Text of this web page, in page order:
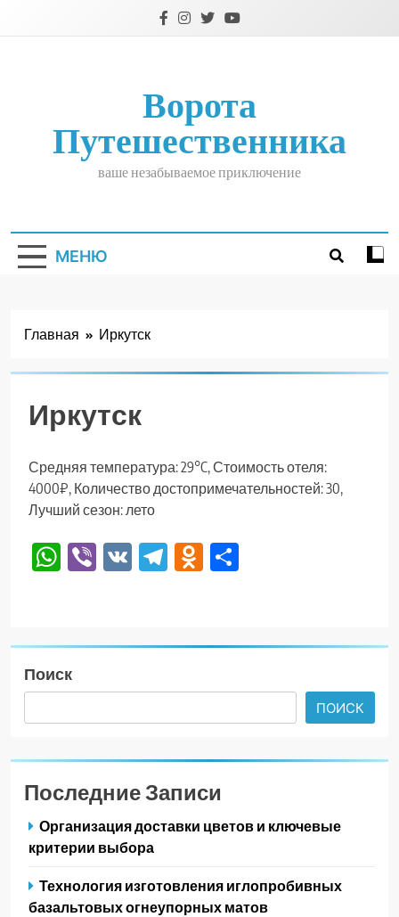
Ворота
Путешественника
ваше незабываемое приключение
МЕНЮ
Главная Иркутск
Иркутск
Средняя температура: 29°C, Стоимость отеля:
4000₽, Количество достопримечательностей: 30,
Лучший сезон: лето
WhatsApp
Viber
VK TelegramOdnoklassniki
Поиск
ПОИСК
Последние Записи
Организация доставки цветов и ключевые
критерии выбора
Технология изготовления иглопробивных
базальтовых огнеупорных матов